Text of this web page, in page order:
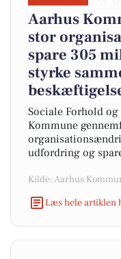
Aarhus
stor
spare 305
styrke
Sociale Forhold
Kommune
udfordring og
Kilde: Aarhus
Læs hele artiklen